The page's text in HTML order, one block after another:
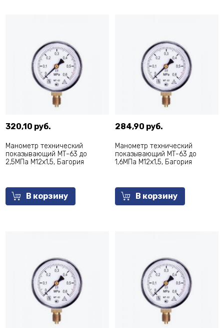
320,10 руб.
Манометр технический
показывающий МТ-63 до
2,5МПа М12х1,5, Багория
В корзину
284,90 руб.
Манометр технический
показывающий МТ-63 до
1,6МПа М12х1,5, Багория
В корзину